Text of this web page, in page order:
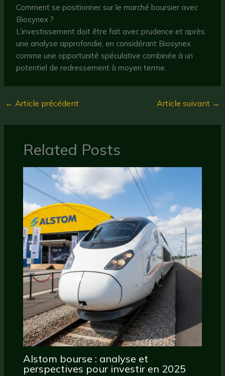
Comment se positionner sur le marché boursier avec
Biosynex ?
L’investissement doit être fait avec prudence et après
une analyse approfondie, en considérant Biosynex
comme une opportunité spéculative combinée à un
potentiel de redressement à moyen terme.
← Article précédent Article suivant →
Related Posts
Alstom bourse : analyse et
perspectives pour investir en 2025